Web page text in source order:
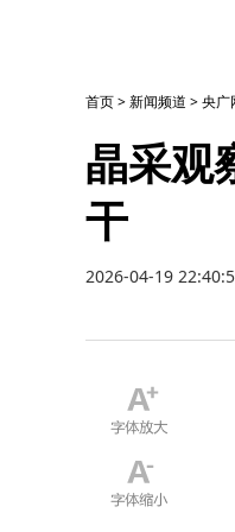
首页>新闻频道 >央广
晶采观
干
2026-04-19